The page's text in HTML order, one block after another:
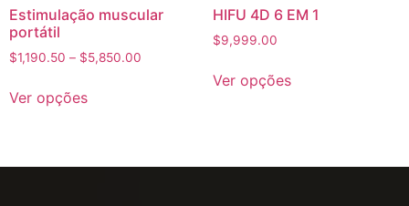
Estimulação muscular
portátil
$1,190.50 – $5,850.00
Ver opções
HIFU 4D 6 EM 1
$9,999.00
Ver opções